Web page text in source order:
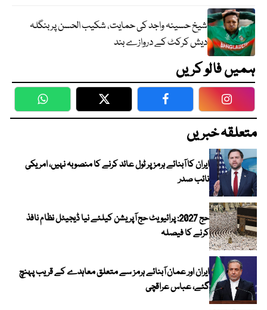
شیخ حسینہ واجد کی حمایت، شکیب الحسن پر بنگلہ
دیش کرکٹ کے دروازے بند
ہمیں فالو کریں
WhatsApp Twitter Facebook
متعلقہ خبریں
ایران کا آبنائے ہرمز پر ٹول عائد کرنے کا منصوبہ نہیں، امریکی
نائب صدر
حج 2027: پرائیویٹ حج آپریشن کیلئے نیا ڈیجیٹل نظام نافذ
کرنے کا فیصلہ
ایران اور عمان آبنائے ہرمز سے متعلق معاہدے کے قریب پہنچ
گئے، عباس عراقچی